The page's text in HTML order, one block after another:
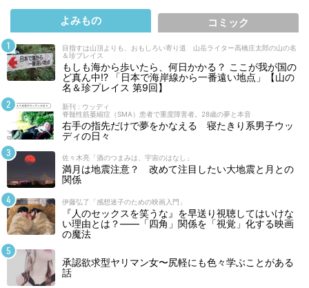
よみもの コミック
目指すは山頂よりも、おもしろい寄り道 山岳ライター高橋庄太郎の山の名
＆珍プレイス
もしも海から歩いたら、何日かかる？ ここが我が国の
ど真ん中!? 「日本で海岸線から一番遠い地点」【山の
名＆珍プレイス 第9回】
新刊 : ウッディ
脊髄性筋萎縮症（SMA）患者で重度障害者。28歳の夢と本音
右手の指先だけで夢をかなえる 寝たきり系男子ウッ
ディの日々
佐々木亮「酒のつまみは、宇宙のはなし」
満月は地震注意？ 改めて注目したい大地震と月との
関係
伊藤弘了「感想迷子のための映画入門」
『人のセックスを笑うな』を早送り視聴してはいけな
い理由とは？――「四角」関係を「視覚」化する映画
の魔法
承認欲求型ヤリマン女〜尻軽にも色々学ぶことがある
話